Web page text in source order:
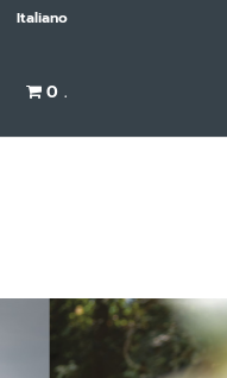
Italiano
0 .